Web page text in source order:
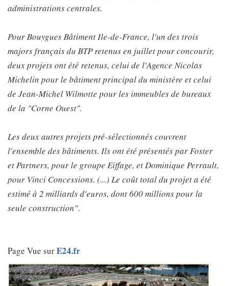
administrations centrales.
Pour Bouygues Bâtiment Ile-de-France, l'un des trois
majors français du BTP retenus en juillet pour concourir,
deux projets ont été retenus, celui de l'Agence Nicolas
Michelin pour le bâtiment principal du ministère et celui
de Jean-Michel Wilmotte pour les immeubles de bureaux
de la "Corne Ouest".
Les deux autres projets pré-sélectionnés couvrent
l'ensemble des bâtiments. Ils ont été présentés par Foster
et Partners, pour le groupe Eiffage, et Dominique Perrault,
pour Vinci Concessions. (...) Le coût total du projet a été
estimé à 2 milliards d'euros, dont 600 millions pour la
seule construction".
Page Vue surE24.fr